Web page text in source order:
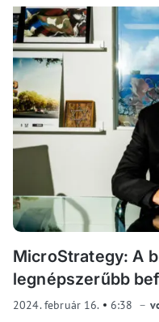
MicroStrategy: A
legnépszerűbb
2024. február 16. 6:38